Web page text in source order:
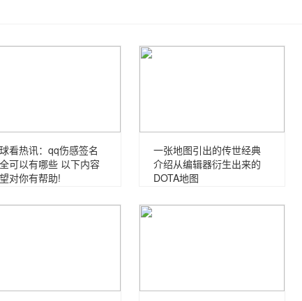
看热讯：qq伤感签名
可以有哪些 以下内容
对你有帮助!
一张地图引出的传世经典
介绍从编辑器衍生出来的
DOTA地图